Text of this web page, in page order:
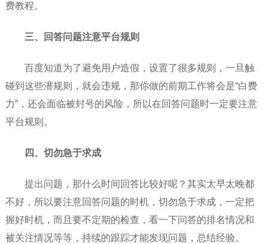
费教程。
三、回答问题注意平台规则
百度知道为了避免用户造假，设置了很多规则，一旦触
碰到这些潜规则，就会违规，那你做的前期工作将会是“白费
力”，还会面临被封号的风险，所以在回答问题时一定要注意
平台规则。
四、切勿急于求成
提出问题，那什么时间回答比较好呢？其实太早太晚都
不好，所以要注意回答问题的时机，切勿急于求成，一定把
握好时机，而且要不定期的检查，看一下问答的排名情况和
被关注情况等等，持续的跟踪才能发现问题，总结经验。